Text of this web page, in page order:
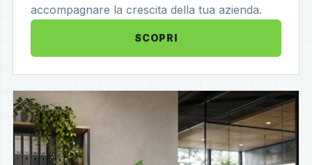
accompagnare la crescita della tua azienda.
SCOPRI